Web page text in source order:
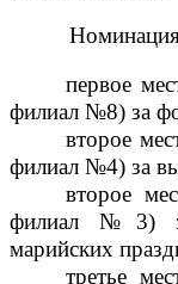
первое
филиал №8) за
второе
филиал №4) за
второе
филиал №3) за
марийских
третье